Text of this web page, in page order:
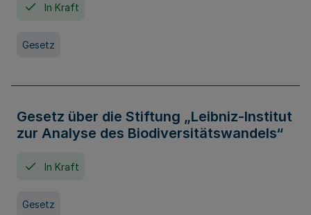
In Kraft
Gesetz
Gesetz über die Stiftung „Leibniz-Institut
zur Analyse des Biodiversitätswandels“
In Kraft
Gesetz